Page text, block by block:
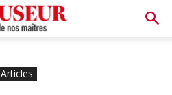
Articles